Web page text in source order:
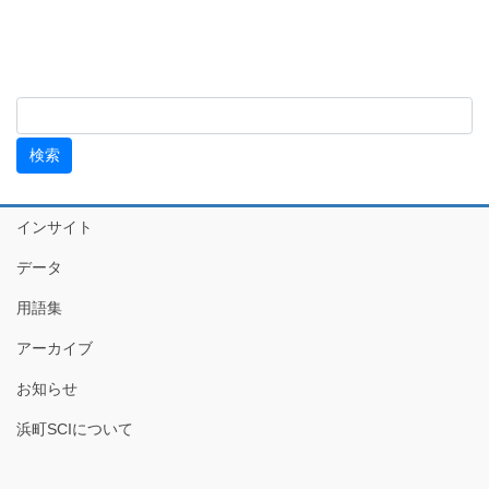
インサイト
データ
用語集
アーカイブ
お知らせ
浜町SCIについて